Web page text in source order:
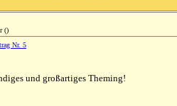
()
Nr. 5
und großartiges Theming!